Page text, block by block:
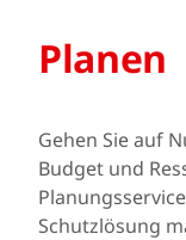
Planen
Gehen Sie auf
Budget und
Schutzlösung